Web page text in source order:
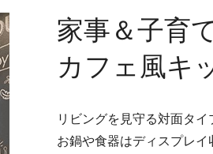
家事＆子育
カフェ風キ
リビングを見守る対面タ
お鍋や食器はディスプレ